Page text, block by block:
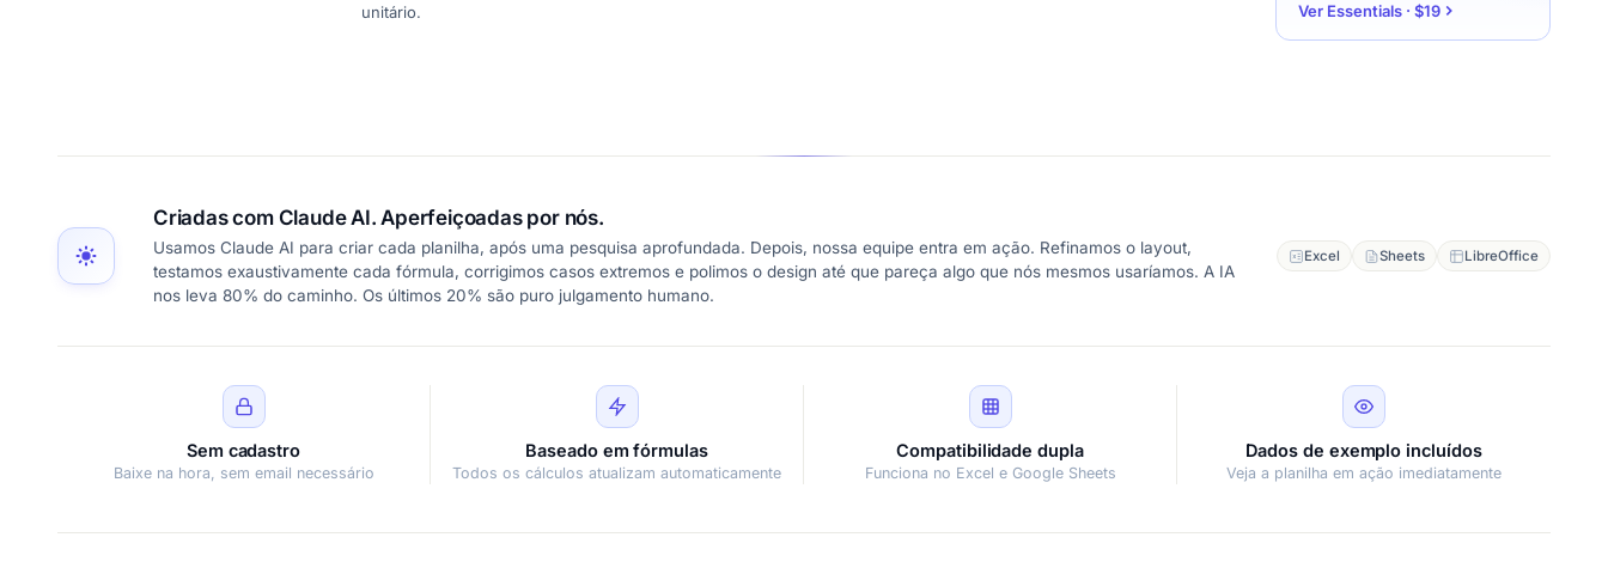
unitário.
Ver Essentials · $19
Criadas com Claude AI. Aperfeiçoadas por nós.
Usamos Claude AI para criar cada planilha, após uma pesquisa aprofundada. Depois, nossa equipe entra em ação. Refinamos o layout,
testamos exaustivamente cada fórmula, corrigimos casos extremos e polimos o design até que pareça algo que nós mesmos usaríamos. A IA
nos leva 80% do caminho. Os últimos 20% são puro julgamento humano.
Excel Sheets LibreOffice
Sem cadastro
Baixe na hora, sem email necessário
Baseado em fórmulas
Todos os cálculos atualizam automaticamente
Compatibilidade dupla
Funciona no Excel e Google Sheets
Dados de exemplo incluídos
Veja a planilha em ação imediatamente